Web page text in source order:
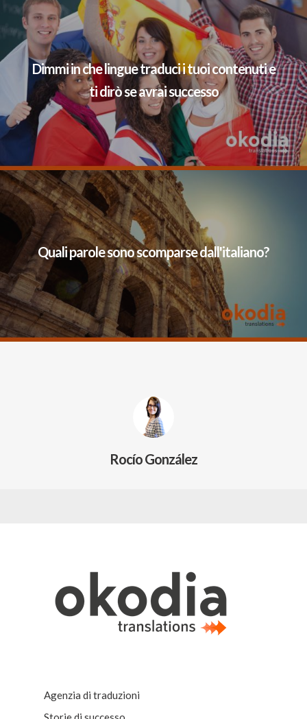
Dimmi in che lingue traduci i tuoi contenuti e
ti dirò se avrai successo
Quali parole sono scomparse dall'italiano?
Rocío González
Agenzia di traduzioni